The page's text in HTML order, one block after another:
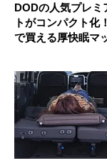
DODの人気プレミ
トがコンパクト化
で買える厚快眠マ